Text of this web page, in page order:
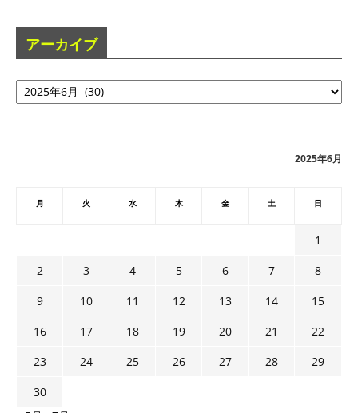
アーカイブ
ア
ー
2025年6月
月 火 水 木 金 土 日
1
2
3 4 5 6 7
8
9
10 11 12 13 14
15
16
17 18 19 20 21
22
23
24 25 26 27 28
29
30